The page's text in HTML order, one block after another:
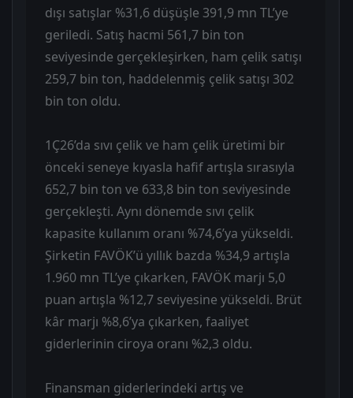
dışı satışlar %31,6 düşüşle 391,9 mn TL’ye
geriledi. Satış hacmi 561,7 bin ton
seviyesinde gerçekleşirken, ham çelik satışı
259,7 bin ton, haddelenmiş çelik satışı 302
bin ton oldu.
1Ç26’da sıvı çelik ve ham çelik üretimi bir
önceki seneye kıyasla hafif artışla sırasıyla
652,7 bin ton ve 633,8 bin ton seviyesinde
gerçekleşti. Aynı dönemde sıvı çelik
kapasite kullanım oranı %74,6’ya yükseldi.
Şirketin FAVÖK’ü yıllık bazda %34,9 artışla
1.960 mn TL’ye çıkarken, FAVÖK marjı 5,0
puan artışla %12,7 seviyesine yükseldi. Brüt
kâr marjı %8,6’ya çıkarken, faaliyet
giderlerinin ciroya oranı %2,3 oldu.
Finansman giderlerindeki artış ve